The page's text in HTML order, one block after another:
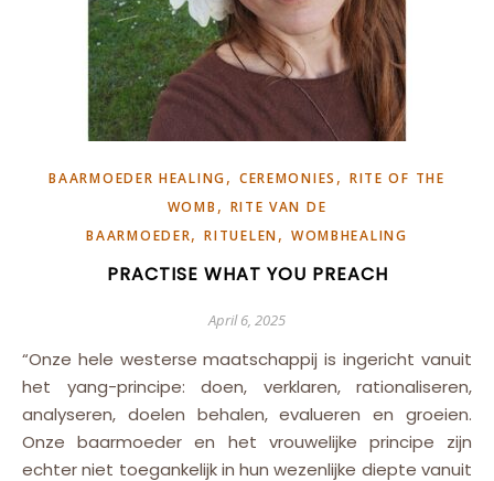
BAARMOEDER HEALING, CEREMONIES , RITE OF THE
WOMB , RITE VAN DE
BAARMOEDER,RITUELEN, WOMBHEALING
PRACTISE WHAT YOU PREACH
April 6, 2025
“Onze hele westerse maatschappij is ingericht vanuit
het yang-principe: doen, verklaren, rationaliseren,
analyseren, doelen behalen, evalueren en groeien.
Onze baarmoeder en het vrouwelijke principe zijn
echter niet toegankelijk in hun wezenlijke diepte vanuit